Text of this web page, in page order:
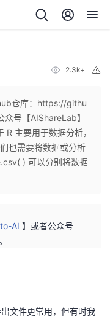
2.3k+
仓库：https://githu
号【AIShareLab】
R 主要用于数据分析，
也需要将数据或分析
) 可以分别将数据
AI 】或者公众号
文件更常用，但有时我